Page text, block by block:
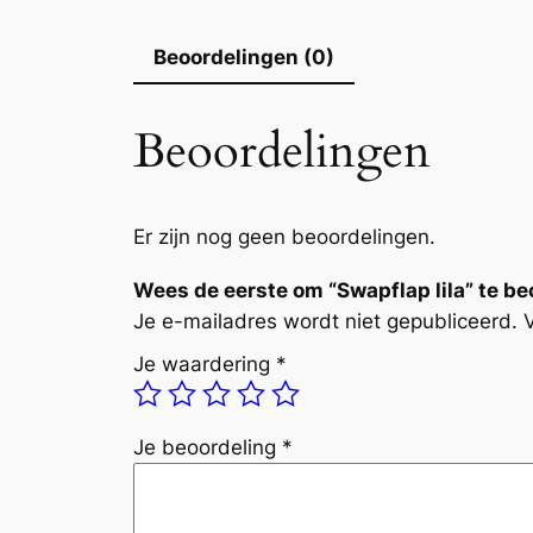
Beoordelingen (0)
Beoordelingen
Er zijn nog geen beoordelingen.
Wees de eerste om “Swapflap lila” te
Je e-mailadres wordt niet gepubliceerd.
Je waardering *
Je beoordeling *